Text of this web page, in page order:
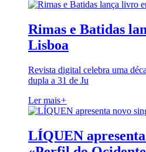
Rimas e Batidas
Lisboa
Revista digital celebra uma
dupla a 31 de Ju
Ler mais+
LÍQUEN